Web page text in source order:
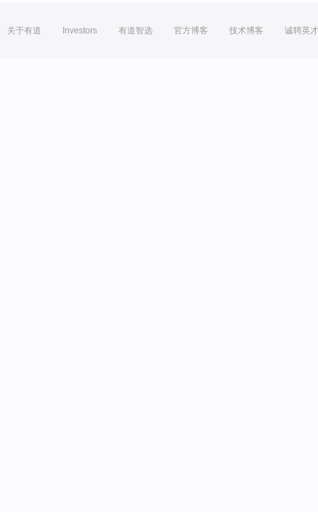
关于有道 Investors 有道智选 官方博客 技术博客 诚聘英才